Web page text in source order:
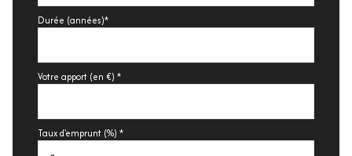
Durée (années)*
Votre apport (en €) *
Taux d'emprunt (%) *